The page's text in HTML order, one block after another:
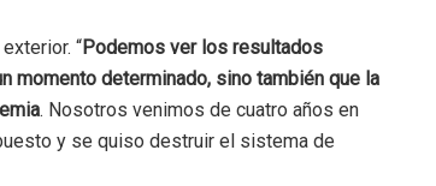
“Podemos ver los resultados
momento determinado, sino también que la
. Nosotros venimos de cuatro años en
y se quiso destruir el sistema de